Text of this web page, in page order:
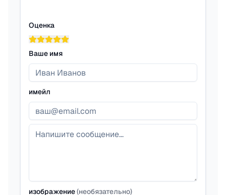
Оценка
Ваше имя
имейл
изображение(необязательно)